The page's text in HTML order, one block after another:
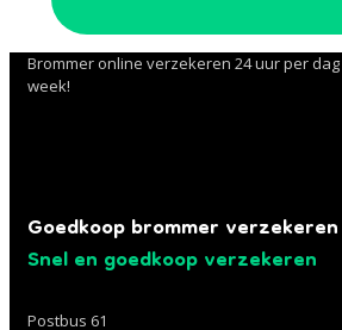
Brommer online verzekeren 24 uur per
week!
Goedkoop brommer verzekeren
Snel en goedkoop verzekeren
Postbus 61